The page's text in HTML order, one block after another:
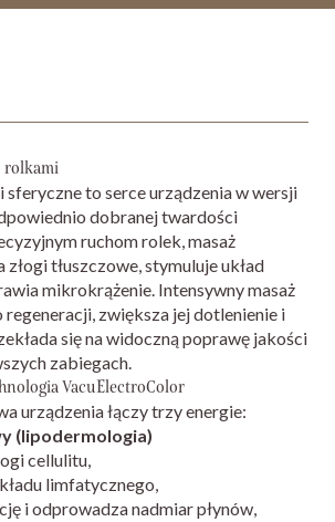
rolkami
to serce urządzenia w wersji
dobranej twardości
ruchom rolek, masaż
tłuszczowe, stymuluje układ
mikrokrążenie. Intensywny masaż
zwiększa jej dotlenienie i
się na widoczną poprawę jakości
zabiegach.
VacuElectroColor
urządzenia łączy trzy energie:
(lipodermologia)
cellulitu,
limfatycznego,
i odprowadza nadmiar płynów,